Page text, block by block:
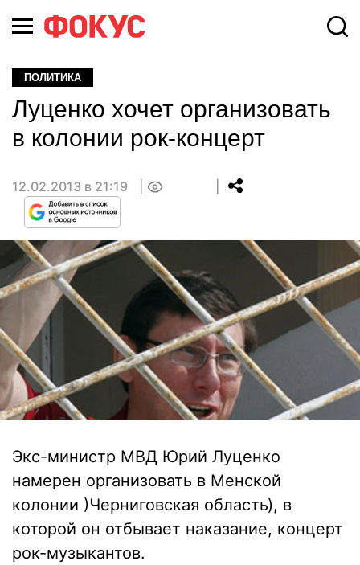
ПОЛИТИКА
Луценко хочет организовать
в колонии рок-концерт
12.02.2013 в 21:19
Экс-министр МВД Юрий Луценко
намерен организовать в Менской
колонии )Черниговская область), в
которой он отбывает наказание, концерт
рок-музыкантов.